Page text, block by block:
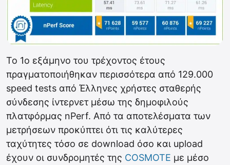
Το 1ο εξάμηνο του τρέχοντος έτους
πραγματοποιήθηκαν περισσότερα από 129.000
speed tests από Έλληνες χρήστες σταθερής
σύνδεσης ίντερνετ μέσω της δημοφιλούς
πλατφόρμας nPerf. Από τα αποτελέσματα των
μετρήσεων προκύπτει ότι τις καλύτερες
ταχύτητες τόσο σε download όσο και upload
έχουν οι συνδρομητές της COSMOTE με μέσο